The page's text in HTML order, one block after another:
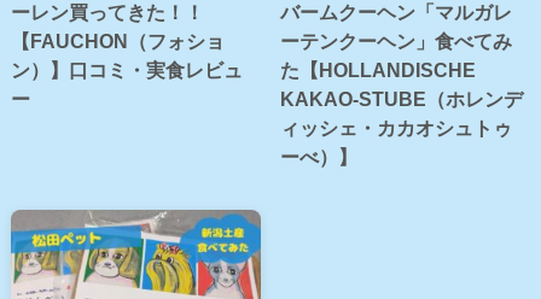
ーレン買ってきた！！
【FAUCHON（フォショ
ン）】口コミ・実食レビュ
ー
バームクーヘン「マルガレ
ーテンクーヘン」食べてみ
た【HOLLANDISCHE
KAKAO-STUBE（ホレンデ
ィッシェ・カカオシュトゥ
ーべ）】